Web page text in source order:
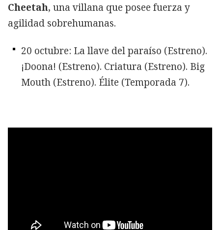
Cheetah, una villana que posee fuerza y
agilidad sobrehumanas.
20 octubre: La llave del paraíso (Estreno).
¡Doona! (Estreno). Criatura (Estreno). Big
Mouth (Estreno). Élite (Temporada 7).